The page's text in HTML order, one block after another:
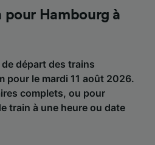
pour Hambourg à
départ des trains
pour le mardi 11 août 2026.
complets, ou pour
train à une heure ou date